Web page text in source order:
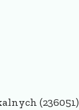
(236051)